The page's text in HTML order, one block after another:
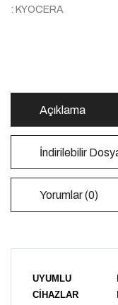
: KYOCERA
Açıklama
İndirilebilir
Yorumlar (0)
UYUMLU
CİHAZLAR